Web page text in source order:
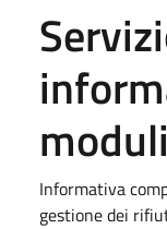
Informativa
gestione dei